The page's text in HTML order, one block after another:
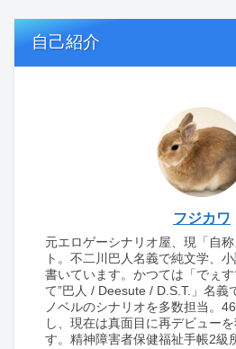
自己紹介
フジカワ
元エロゲーシナリオ屋、現「自
ト。不二川巴人名義で純文学、
書いています。かつては「でぇ
て”巴人 / Deesute / D.S.T.」名義
ノベルのシナリオを多数担当。
し、現在は真面目に再デビュー
す。精神障害者保健福祉手帳2級